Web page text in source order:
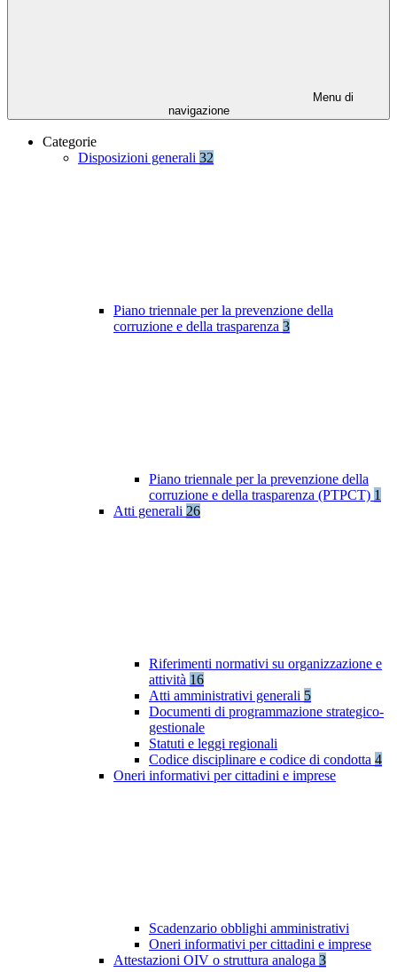
Menu di
navigazione
Categorie
Disposizioni generali 32
Piano triennale per la prevenzione della
corruzione e della trasparenza 3
Piano triennale per la prevenzione della
corruzione e della trasparenza (PTPCT) 1
Atti generali 26
Riferimenti normativi su organizzazione e
attività 16
Atti amministrativi generali 5
Documenti di programmazione strategico-
gestionale
Statuti e leggi regionali
Codice disciplinare e codice di condotta 4
Oneri informativi per cittadini e imprese
Scadenzario obblighi amministrativi
Oneri informativi per cittadini e imprese
Attestazioni OIV o struttura analoga 3